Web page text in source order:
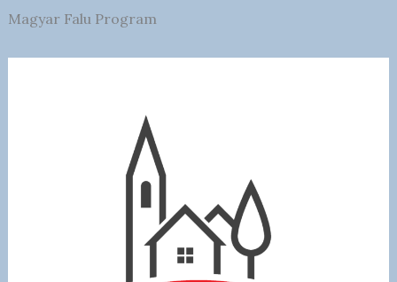
Magyar Falu Program